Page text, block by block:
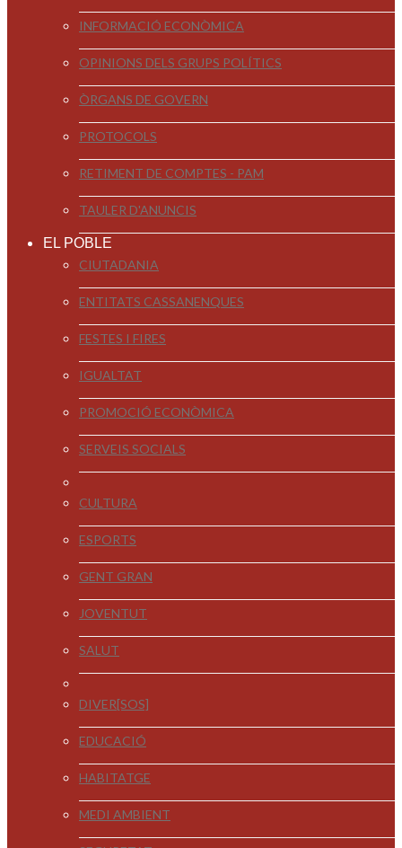
INFORMACIÓ ECONÒMICA
OPINIONS DELS GRUPS POLÍTICS
ÒRGANS DE GOVERN
PROTOCOLS
RETIMENT DE COMPTES - PAM
TAULER D'ANUNCIS
EL POBLE
CIUTADANIA
ENTITATS CASSANENQUES
FESTES I FIRES
IGUALTAT
PROMOCIÓ ECONÒMICA
SERVEIS SOCIALS
CULTURA
ESPORTS
GENT GRAN
JOVENTUT
SALUT
DIVER[SOS]
EDUCACIÓ
HABITATGE
MEDI AMBIENT